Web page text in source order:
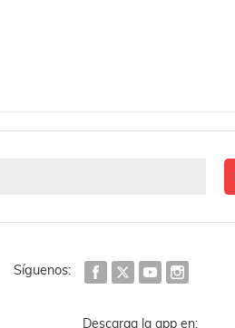
Síguenos:
Descarga la app en: